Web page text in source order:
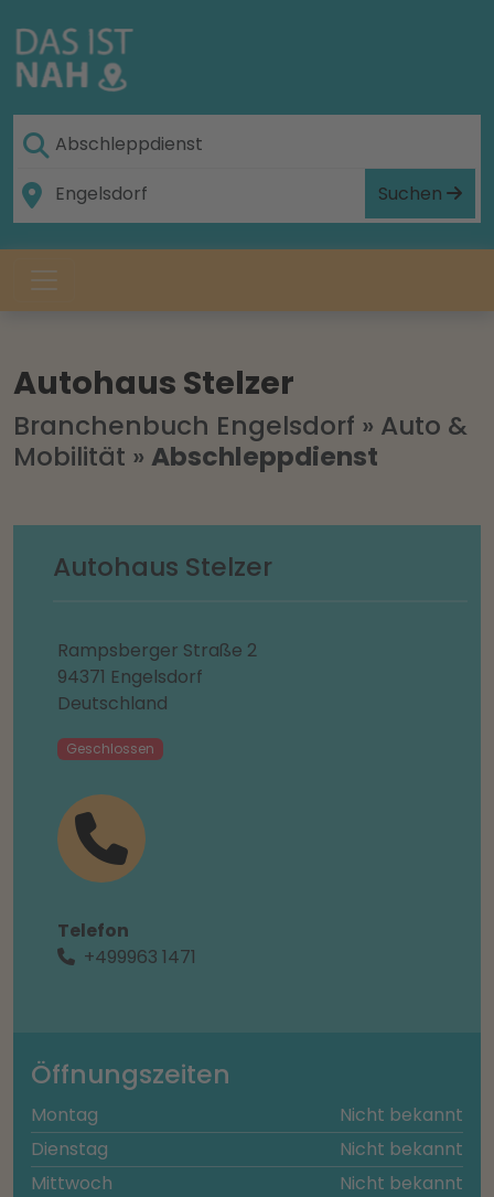
Suchen
Autohaus Stelzer
Branchenbuch Engelsdorf » Auto &
Mobilität » Abschleppdienst
Autohaus Stelzer
Rampsberger Straße 2
94371 Engelsdorf
Deutschland
Geschlossen
Telefon
+499963 1471
Öffnungszeiten
Montag
Nicht bekannt
Dienstag
Nicht bekannt
Mittwoch
Nicht bekannt